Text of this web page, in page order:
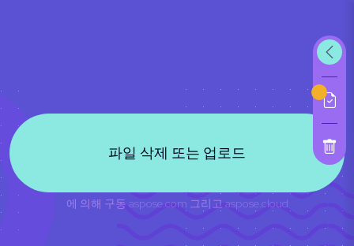
파일 삭제 또는 업로드
에 의해 구동 aspose.com 그리고 aspose.cloud